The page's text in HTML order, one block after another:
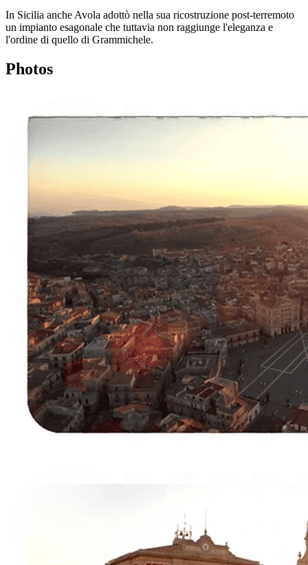
In Sicilia anche Avola adottò nella sua ricostruzione post-terremoto
un impianto esagonale che tuttavia non raggiunge l'eleganza e
l'ordine di quello di Grammichele.
Photos